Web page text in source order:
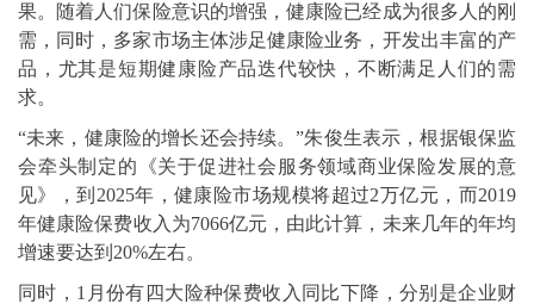
果。随着人们保险意识的增强，健康险已经成为很多人的刚
需，同时，多家市场主体涉足健康险业务，开发出丰富的产
品，尤其是短期健康险产品迭代较快，不断满足人们的需
求。
“未来，健康险的增长还会持续。”朱俊生表示，根据银保监
会牵头制定的《关于促进社会服务领域商业保险发展的意
见》，到2025年，健康险市场规模将超过2万亿元，而2019
年健康险保费收入为7066亿元，由此计算，未来几年的年均
增速要达到20%左右。
同时，1月份有四大险种保费收入同比下降，分别是企业财